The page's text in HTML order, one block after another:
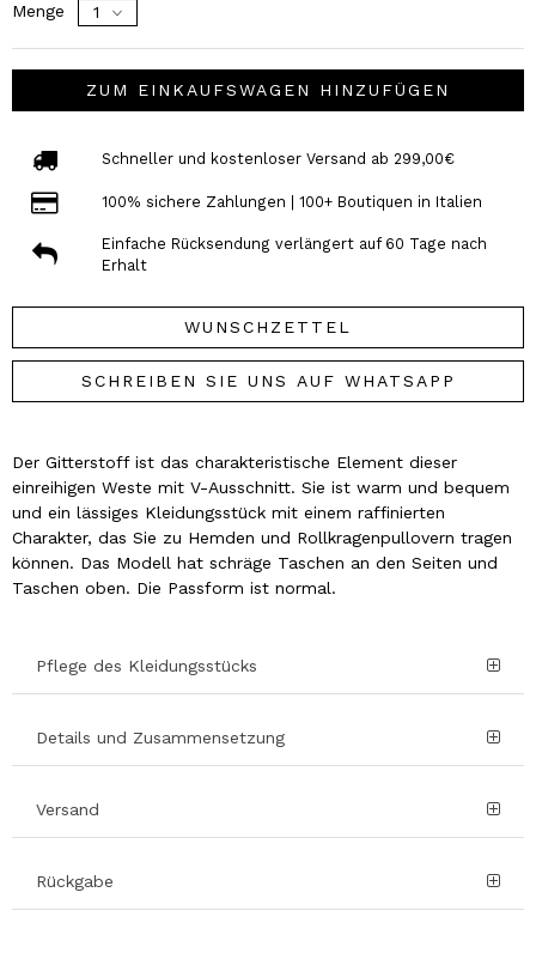
Menge
ZUM EINKAUFSWAGEN HINZUFÜGEN
Schneller und kostenloser Versand ab 299,00€
100% sichere Zahlungen | 100+ Boutiquen in Italien
Einfache Rücksendung verlängert auf 60 Tage nach
Erhalt
WUNSCHZETTEL
SCHREIBEN SIE UNS AUF WHATSAPP
Der Gitterstoff ist das charakteristische Element dieser
einreihigen Weste mit V-Ausschnitt. Sie ist warm und bequem
und ein lässiges Kleidungsstück mit einem raffinierten
Charakter, das Sie zu Hemden und Rollkragenpullovern tragen
können. Das Modell hat schräge Taschen an den Seiten und
Taschen oben. Die Passform ist normal.
Pflege des Kleidungsstücks
Details und Zusammensetzung
Versand
Rückgabe